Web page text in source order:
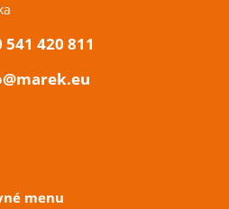
541 420 811
menu